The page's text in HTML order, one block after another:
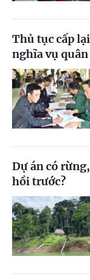
Thủ tục cấp
nghĩa vụ quân
Dự án có
hồi trước?